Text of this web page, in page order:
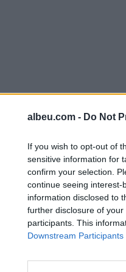
albeu.com - Do Not
If you wish to opt-out of
sensitive information for
confirm your selection.
continue seeing
information disclosed to
further disclosure of your
participants. This
Downstream Participants